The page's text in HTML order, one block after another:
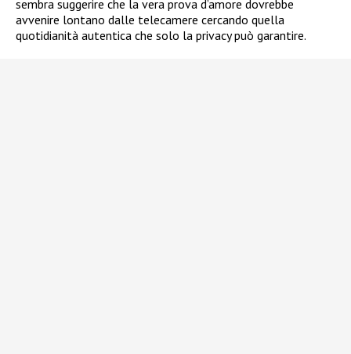
sembra suggerire che la vera prova d’amore dovrebbe
avvenire lontano dalle telecamere cercando quella
quotidianità autentica che solo la privacy può garantire.